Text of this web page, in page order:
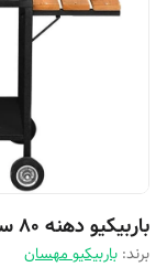
باربیکیو دهنه 80 سانتی متر گازی و ذغالی مدل MT80
برند: باربیکیو مهسان